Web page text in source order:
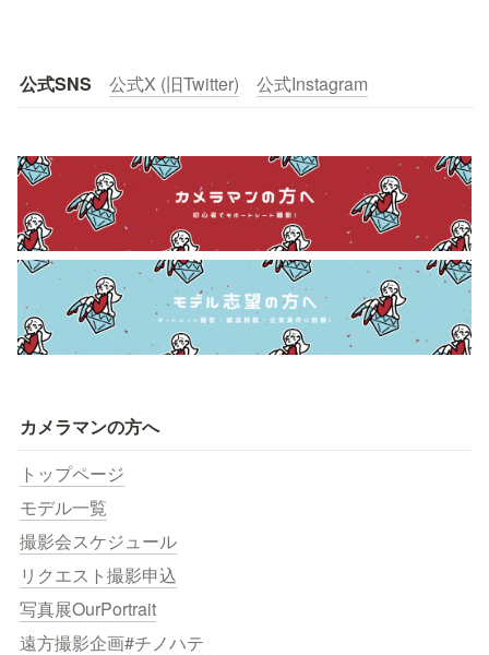
公式SNS 公式X (旧Twitter) 公式Instagram
カメラマンの方へ
トップページ
モデル一覧
撮影会スケジュール
リクエスト撮影申込
写真展OurPortrait
遠方撮影企画#チノハテ